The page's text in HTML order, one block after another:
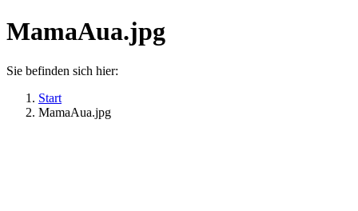
MamaAua.jpg
Sie befinden sich hier:
Start
MamaAua.jpg